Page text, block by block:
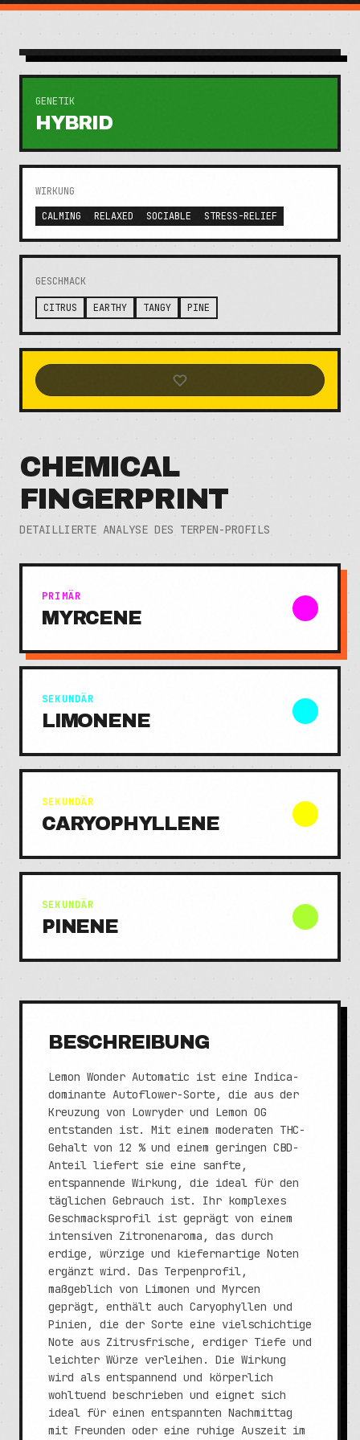
GENETIK
HYBRID
WIRKUNG
CALMING
RELAXED SOCIABLE STRESS-RELIEF
GESCHMACK
CITRUS EARTHY TANGY PINE
CHEMICAL
FINGERPRINT
DETAILLIERTE ANALYSE DES TERPEN-PROFILS
PRIMÄR
MYRCENE
SEKUNDÄR
LIMONENE
SEKUNDÄR
CARYOPHYLLENE
SEKUNDÄR
PINENE
BESCHREIBUNG
Lemon Wonder Automatic ist eine Indica-
dominante Autoflower-Sorte, die aus der
Kreuzung von Lowryder und Lemon OG
entstanden ist. Mit einem moderaten THC-
Gehalt von 12 % und einem geringen CBD-
Anteil liefert sie eine sanfte,
entspannende Wirkung, die ideal für den
täglichen Gebrauch ist. Ihr komplexes
Geschmacksprofil ist geprägt von einem
intensiven Zitronenaroma, das durch
erdige, würzige und kiefernartige Noten
ergänzt wird. Das Terpenprofil,
maßgeblich von Limonen und Myrcen
geprägt, enthält auch Caryophyllen und
Pinien, die der Sorte eine vielschichtige
Note aus Zitrusfrische, erdiger Tiefe und
leichter Würze verleihen. Die Wirkung
wird als entspannend und körperlich
wohltuend beschrieben und eignet sich
ideal für einen entspannten Nachmittag
mit Freunden oder eine ruhige Auszeit im